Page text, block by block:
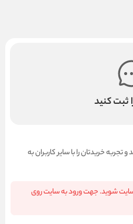
ثبت کنید
تجربه خریدتان را با سایر کاربران به
سایت شوید. جهت ورود به سایت روی